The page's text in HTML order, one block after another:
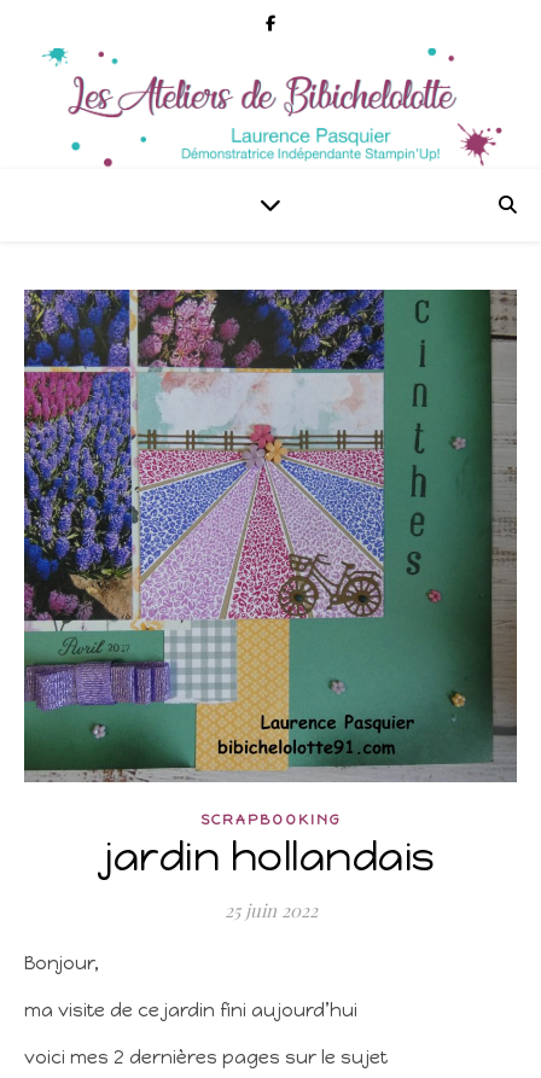
SCRAPBOOKING
jardin hollandais
25 juin 2022
Bonjour,
ma visite de ce jardin fini aujourd’hui
voici mes 2 dernières pages sur le sujet